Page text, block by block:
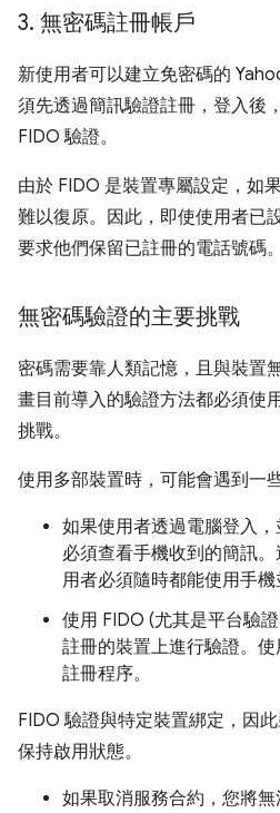
3. 無密碼註冊帳戶
新使用者可以建立免密碼的
須先透過簡訊驗證註冊，登入後
FIDO 驗證。
由於 FIDO 是裝置專屬設定，如
難以復原。因此，即使使用者已
要求他們保留已註冊的電話號碼。
無密碼驗證的主要挑戰
密碼需要靠人類記憶，且與裝置
畫目前導入的驗證方法都必須使
挑戰。
使用多部裝置時，可能會遇到一
如果使用者透過電腦登入
必須查看手機收到的簡訊
用者必須隨時都能使用手機
使用 FIDO (尤其是平台驗
註冊的裝置上進行驗證。
註冊程序。
FIDO 驗證與特定裝置綁定，因
保持啟用狀態。
如果取消服務合約，您將